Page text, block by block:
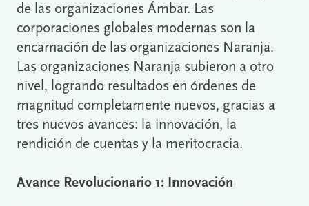
de las organizaciones Ámbar. Las
corporaciones globales modernas son la
encarnación de las organizaciones Naranja.
Las organizaciones Naranja subieron a otro
nivel, logrando resultados en órdenes de
magnitud completamente nuevos, gracias a
tres nuevos avances: la innovación, la
rendición de cuentas y la meritocracia.
Avance Revolucionario 1: Innovación